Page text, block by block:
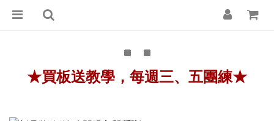
★買板送教學，每週三、五團練★